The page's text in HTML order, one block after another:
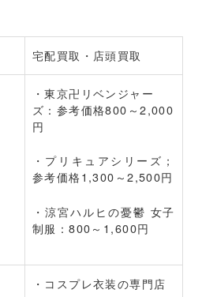
宅配買取・店頭買取
・東京卍リベンジャー
ズ：参考価格800～2,000
円
・プリキュアシリーズ；
参考価格1,300～2,500円
・涼宮ハルヒの憂鬱 女子
制服：800～1,600円
・コスプレ衣装の専門店